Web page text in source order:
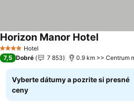
4 Počet hviezdičiek
Hotel
Horizon Manor Hotel
7,5 Dobré 7 853 0.9 km >> Centrum
Vyberte dátumy a pozrite si presné
ceny